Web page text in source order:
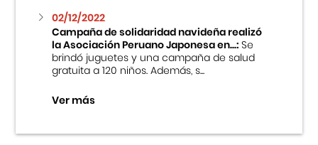
02/12/2022
Campaña de solidaridad navideña realizó
la Asociación Peruano Japonesa en...:Se
brindó juguetes y una campaña de salud
gratuita a 120 niños. Además, s...
Ver más